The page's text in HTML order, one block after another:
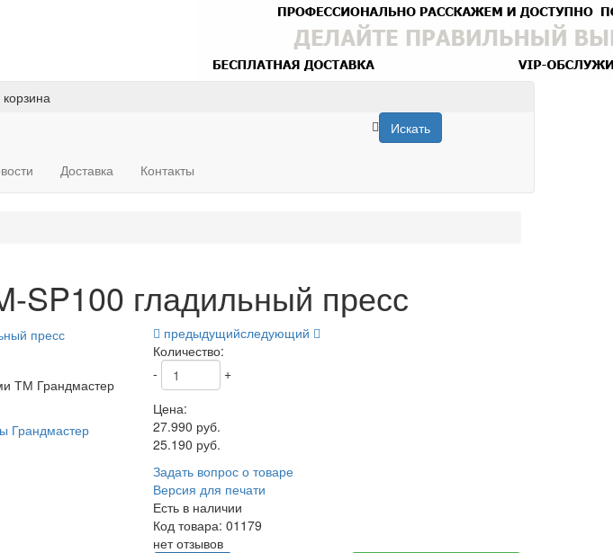
корзина
Искать
Доставка Контакты
SP100 гладильный пресс
предыдущийследующий
Количество:
-
+
Цена:
27.990 руб.
25.190 руб.
Задать вопрос о товаре
Версия для печати
Есть в наличии
Код товара: 01179
нет отзывов
ТМ Грандмастер
Грандмастер